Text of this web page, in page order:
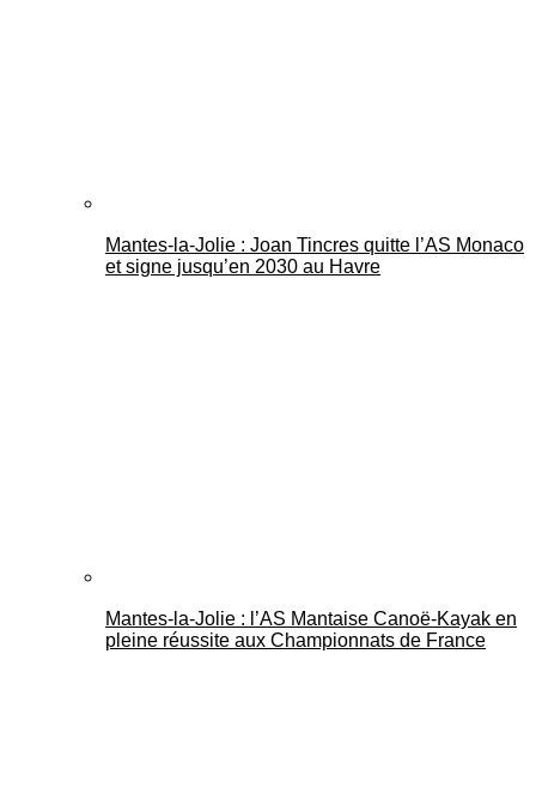
Mantes-la-Jolie : Joan Tincres quitte l’AS Monaco
et signe jusqu’en 2030 au Havre
Mantes-la-Jolie : l’AS Mantaise Canoë‑Kayak en
pleine réussite aux Championnats de France